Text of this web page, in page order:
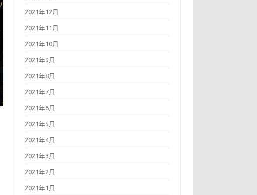
2021年12月
2021年11月
2021年10月
2021年9月
2021年8月
2021年7月
2021年6月
2021年5月
2021年4月
2021年3月
2021年2月
2021年1月